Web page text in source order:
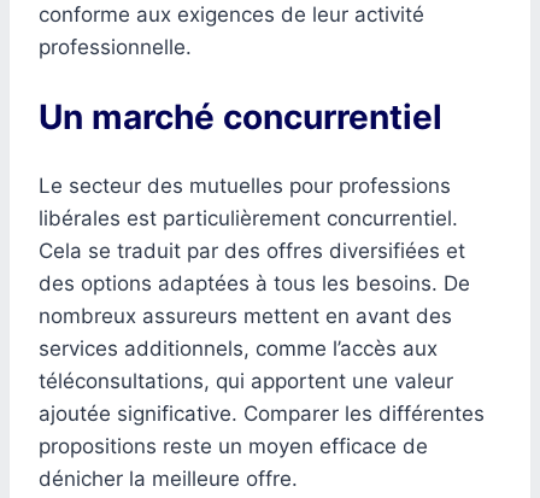
conforme aux exigences de leur activité
professionnelle.
Un marché concurrentiel
Le secteur des mutuelles pour professions
libérales est particulièrement concurrentiel.
Cela se traduit par des offres diversifiées et
des options adaptées à tous les besoins. De
nombreux assureurs mettent en avant des
services additionnels, comme l’accès aux
téléconsultations, qui apportent une valeur
ajoutée significative. Comparer les différentes
propositions reste un moyen efficace de
dénicher la meilleure offre.